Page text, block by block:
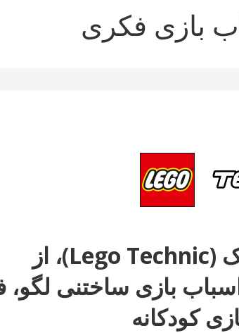
بازی فکری
سری لگو تکنیک (Lego Technic)، از
بازی ساختنی لگو،
کودکانه